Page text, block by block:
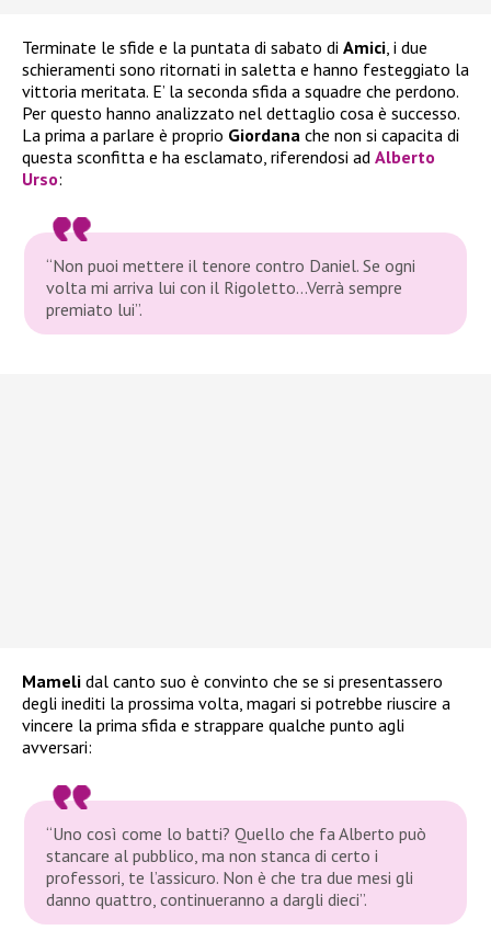
Terminate le sfide e la puntata di sabato di Amici, i due
schieramenti sono ritornati in saletta e hanno festeggiato la
vittoria meritata. E’ la seconda sfida a squadre che perdono.
Per questo hanno analizzato nel dettaglio cosa è successo.
La prima a parlare è proprio Giordana che non si capacita di
questa sconfitta e ha esclamato, riferendosi ad Alberto
Urso:
“Non puoi mettere il tenore contro Daniel. Se ogni
volta mi arriva lui con il Rigoletto…Verrà sempre
premiato lui”.
Mameli dal canto suo è convinto che se si presentassero
degli inediti la prossima volta, magari si potrebbe riuscire a
vincere la prima sfida e strappare qualche punto agli
avversari:
“Uno così come lo batti? Quello che fa Alberto può
stancare al pubblico, ma non stanca di certo i
professori, te l’assicuro. Non è che tra due mesi gli
danno quattro, continueranno a dargli dieci”.